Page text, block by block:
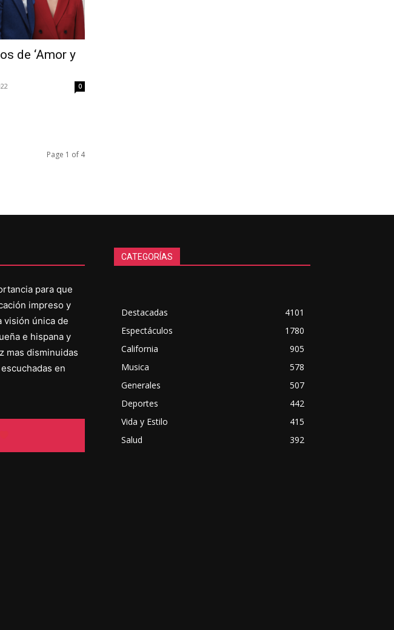
de ‘Amor y
0
Page 1 of 4
para que
impreso y
visión única de
e hispana y
mas disminuidas
en
CATEGORÍAS
Destacadas
4101
Espectáculos
1780
California
905
Musica
578
Generales
507
Deportes
442
Vida y Estilo
415
Salud
392